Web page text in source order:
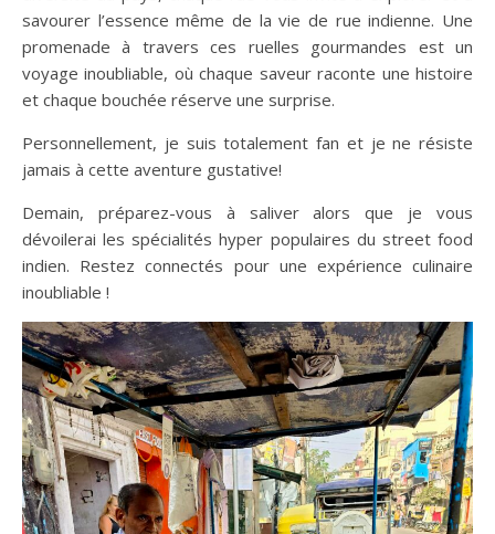
savourer l’essence même de la vie de rue indienne. Une
promenade à travers ces ruelles gourmandes est un
voyage inoubliable, où chaque saveur raconte une histoire
et chaque bouchée réserve une surprise.
Personnellement, je suis totalement fan et je ne résiste
jamais à cette aventure gustative!
Demain, préparez-vous à saliver alors que je vous
dévoilerai les spécialités hyper populaires du street food
indien. Restez connectés pour une expérience culinaire
inoubliable !